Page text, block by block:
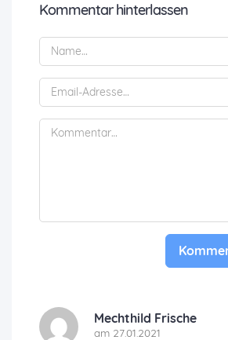
Kommentar hinterlassen
Mechthild Frische
am 27.01.2021